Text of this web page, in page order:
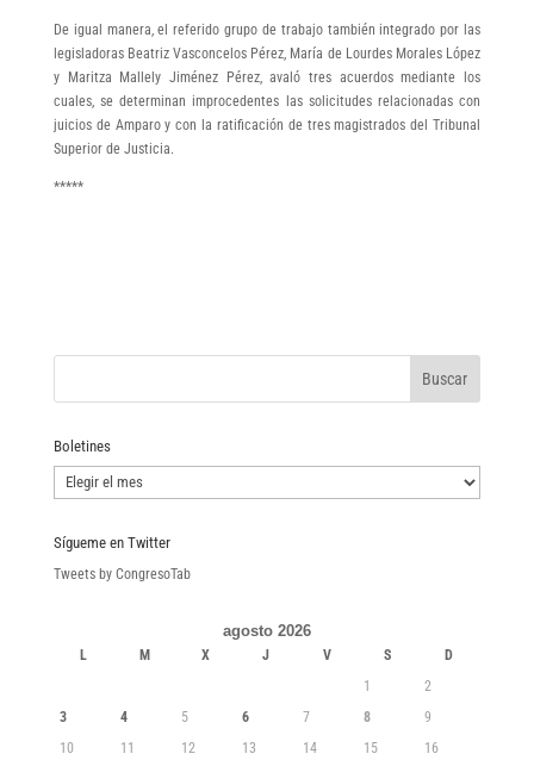
De igual manera, el referido grupo de trabajo también integrado por las
legisladoras Beatriz Vasconcelos Pérez, María de Lourdes Morales López
y Maritza Mallely Jiménez Pérez, avaló tres acuerdos mediante los
cuales, se determinan improcedentes las solicitudes relacionadas con
juicios de Amparo y con la ratificación de tres magistrados del Tribunal
Superior de Justicia.
*****
Boletines
Boletines
Sígueme en Twitter
Tweets by CongresoTab
agosto 2026
L M X J V S
D
1
2
3
4 5 6 7 8
9
10
11 12 13 14 15
16